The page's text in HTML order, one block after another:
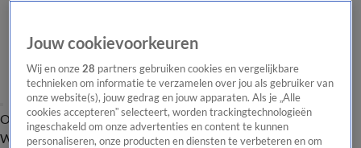
Overzicht Onze programma's Uitzendingen Onze gezichten
In de
WandelgangenInterviewsUitzending
Jouw cookievoorkeuren
Wij en onze28 partners gebruiken cookies en vergelijkbare
technieken om informatie te verzamelen over jou als gebruiker van
onze website(s), jouw gedrag en jouw apparaten. Als je „Alle
cookies accepteren” selecteert, worden trackingtechnologieën
ingeschakeld om onze advertenties en content te kunnen
personaliseren, onze producten en diensten te verbeteren en om